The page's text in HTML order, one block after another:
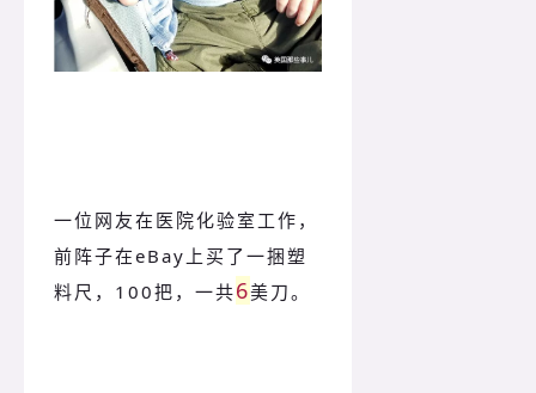
一位网友在医院化验室工作，
前阵子在eBay上买了一捆塑
料尺，100把，一共6美刀。